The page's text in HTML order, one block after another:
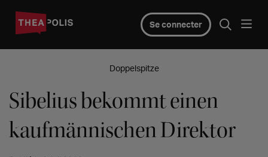
Se connecter
Doppelspitze
Sibelius bekommt einen
kaufmännischen Direktor